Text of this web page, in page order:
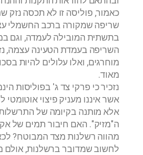
כאמור, פוליסה זו לא תכסה נזק
שריפה שמקורה ברכב החשמלי
בתשתית המובילה לעמדה, וגם
השריפה בעמדת הטעינה עצמה,
מוחרגים, ואלו עלולים להיות
מאוד.
נזכיר כי פרקי צד ג' בפוליסות
אשר איננו מעניק פיצוי אוטומטי
אלא מותנה בקיומה של
ה"מזיק". האם חיבור תמים של
מהווה רשלנות מצד המבוטח?
לחשוב שמדובר ברשלנות, אולם